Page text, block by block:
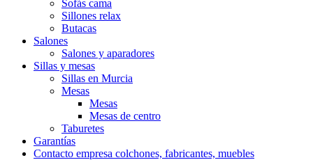
Sofás cama
Sillones relax
Butacas
Salones
Salones y aparadores
Sillas y mesas
Sillas en Murcia
Mesas
Mesas
Mesas de centro
Taburetes
Garantías
Contacto empresa colchones, fabricantes, muebles